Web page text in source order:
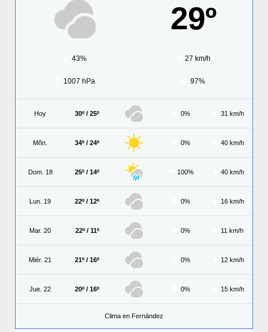
29º
43% 27 km/h
1007 hPa 97%
Hoy 30º / 25º 0% 31 km/h
Mñn. 34º / 24º 0% 40 km/h
Dom. 18 25º / 14º 100% 40 km/h
Lun. 19 22º / 12º 0% 16 km/h
Mar. 20 22º / 11º 0% 11 km/h
Miér. 21 21º / 16º 0% 12 km/h
Jue. 22 20º / 16º 0% 15 km/h
Clima en Fernández